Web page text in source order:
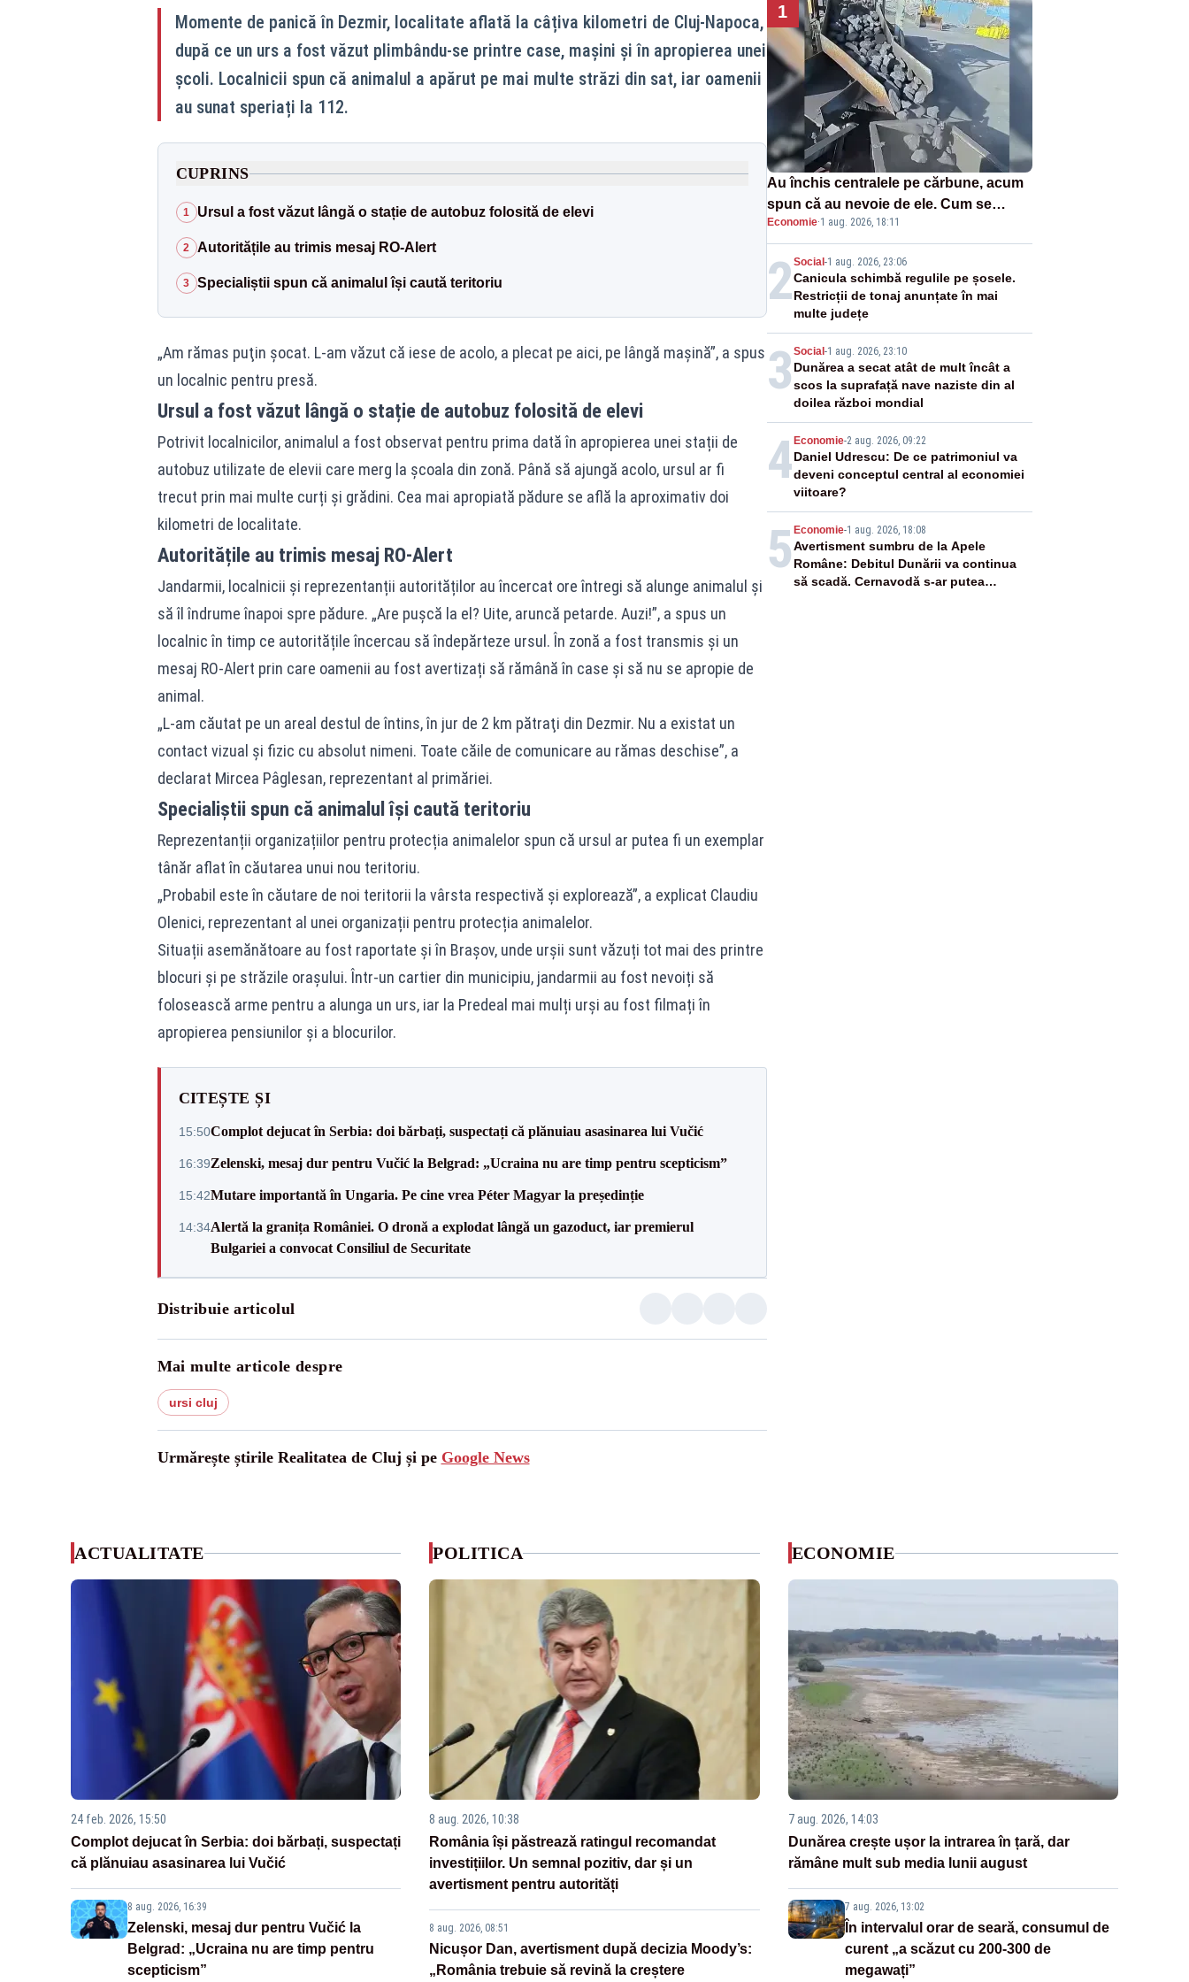
Momente de panică în Dezmir, localitate aflată la câțiva kilometri de Cluj-Napoca,
după ce un urs a fost văzut plimbându-se printre case, mașini și în apropierea unei
școli. Localnicii spun că animalul a apărut pe mai multe străzi din sat, iar oamenii
au sunat speriați la 112.
CUPRINS
1 Ursul a fost văzut lângă o stație de autobuz folosită de elevi
2 Autoritățile au trimis mesaj RO-Alert
3 Specialiștii spun că animalul își caută teritoriu
„Am rămas puţin şocat. L-am văzut că iese de acolo, a plecat pe aici, pe lângă maşină”, a spus
un localnic pentru presă.
Ursul a fost văzut lângă o stație de autobuz folosită de elevi
Potrivit localnicilor, animalul a fost observat pentru prima dată în apropierea unei stații de
autobuz utilizate de elevii care merg la școala din zonă. Până să ajungă acolo, ursul ar fi
trecut prin mai multe curți și grădini. Cea mai apropiată pădure se află la aproximativ doi
kilometri de localitate.
Autoritățile au trimis mesaj RO-Alert
Jandarmii, localnicii și reprezentanții autorităților au încercat ore întregi să alunge animalul și
să îl îndrume înapoi spre pădure. „Are puşcă la el? Uite, aruncă petarde. Auzi!”, a spus un
localnic în timp ce autoritățile încercau să îndepărteze ursul. În zonă a fost transmis și un
mesaj RO-Alert prin care oamenii au fost avertizați să rămână în case și să nu se apropie de
animal.
„L-am căutat pe un areal destul de întins, în jur de 2 km pătraţi din Dezmir. Nu a existat un
contact vizual şi fizic cu absolut nimeni. Toate căile de comunicare au rămas deschise”, a
declarat Mircea Pâglesan, reprezentant al primăriei.
Specialiștii spun că animalul își caută teritoriu
Reprezentanții organizațiilor pentru protecția animalelor spun că ursul ar putea fi un exemplar
tânăr aflat în căutarea unui nou teritoriu.
„Probabil este în căutare de noi teritorii la vârsta respectivă şi explorează”, a explicat Claudiu
Olenici, reprezentant al unei organizații pentru protecția animalelor.
Situații asemănătoare au fost raportate și în Brașov, unde urșii sunt văzuți tot mai des printre
blocuri și pe străzile orașului. Într-un cartier din municipiu, jandarmii au fost nevoiți să
folosească arme pentru a alunga un urs, iar la Predeal mai mulți urși au fost filmați în
apropierea pensiunilor și a blocurilor.
CITEȘTE ȘI
15:50Complot dejucat în Serbia: doi bărbați, suspectați că plănuiau asasinarea lui Vučić
16:39Zelenski, mesaj dur pentru Vučić la Belgrad: „Ucraina nu are timp pentru scepticism”
15:42Mutare importantă în Ungaria. Pe cine vrea Péter Magyar la președinție
14:34Alertă la granița României. O dronă a explodat lângă un gazoduct, iar premierul
Bulgariei a convocat Consiliul de Securitate
Distribuie articolul
Mai multe articole despre
ursi cluj
Urmărește știrile Realitatea de Cluj și pe Google News
1
Au închis centralele pe cărbune, acum
spun că au nevoie de ele. Cum se
pasează vina în plină criză energetică
Economie·1 aug. 2026, 18:11
2Social -1 aug. 2026, 23:06
Canicula schimbă regulile pe șosele.
Restricții de tonaj anunțate în mai
multe județe
3 Social -1 aug. 2026, 23:10
Dunărea a secat atât de mult încât a
scos la suprafață nave naziste din al
doilea război mondial
4 Economie-2 aug. 2026, 09:22
Daniel Udrescu: De ce patrimoniul va
deveni conceptul central al economiei
viitoare?
5 Economie-1 aug. 2026, 18:08
Avertisment sumbru de la Apele
Române: Debitul Dunării va continua
să scadă. Cernavodă s-ar putea
ACTUALITATE
24 feb. 2026, 15:50
Complot dejucat în Serbia: doi bărbați, suspectați
că plănuiau asasinarea lui Vučić
8 aug. 2026, 16:39
Zelenski, mesaj dur pentru Vučić la
Belgrad: „Ucraina nu are timp pentru
scepticism”
POLITICA
8 aug. 2026, 10:38
România își păstrează ratingul recomandat
investițiilor. Un semnal pozitiv, dar și un
avertisment pentru autorități
8 aug. 2026, 08:51
Nicușor Dan, avertisment după decizia Moody’s:
„România trebuie să revină la creștere
ECONOMIE
7 aug. 2026, 14:03
Dunărea crește ușor la intrarea în țară, dar
rămâne mult sub media lunii august
7 aug. 2026, 13:02
În intervalul orar de seară, consumul de
curent „a scăzut cu 200-300 de
megawați”